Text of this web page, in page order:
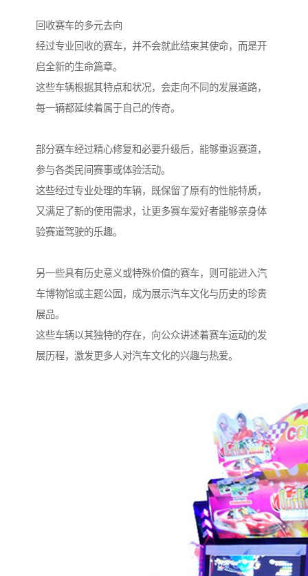
回收赛车的多元去向
经过专业回收的赛车，并不会就此结束其使命，而是开
启全新的生命篇章。
这些车辆根据其特点和状况，会走向不同的发展道路，
每一辆都延续着属于自己的传奇。
部分赛车经过精心修复和必要升级后，能够重返赛道，
参与各类民间赛事或体验活动。
这些经过专业处理的车辆，既保留了原有的性能特质，
又满足了新的使用需求，让更多赛车爱好者能够亲身体
验赛道驾驶的乐趣。
另一些具有历史意义或特殊价值的赛车，则可能进入汽
车博物馆或主题公园，成为展示汽车文化与历史的珍贵
展品。
这些车辆以其独特的存在，向公众讲述着赛车运动的发
展历程，激发更多人对汽车文化的兴趣与热爱。